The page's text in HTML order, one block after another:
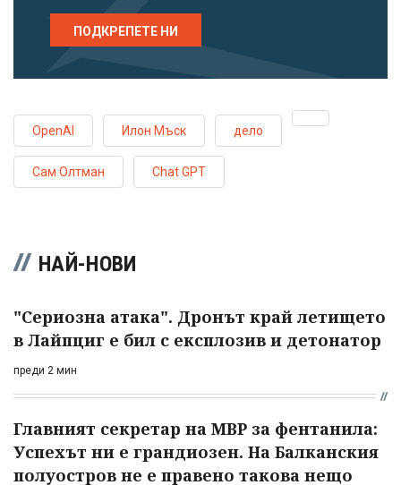
ПОДКРЕПЕТЕ НИ
OpenAI Илон Мъск дело
Сам Олтман Chat GPT
НАЙ-НОВИ
"Сериозна атака". Дронът край летището
в Лайпциг е бил с експлозив и детонатор
преди 2 мин
Главният секретар на МВР за фентанила:
Успехът ни е грандиозен. На Балканския
полуостров не е правено такова нещо